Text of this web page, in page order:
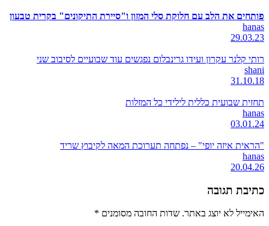
פותחים את הלב עם חלוקת סלי המזון ו"סיירת התיקונים" בקרית טבעון
hanas
29.03.23
רותי קלנר עקרון ועידו גרינבלום נפגשים עוד שבועיים לסיבוב שני
shani
31.10.18
תחזית שבועית כללית לילידי כל המזלות
hanas
03.01.24
"הראית איזה יופי" – נפתחה תערוכת המאה לקיבוץ שריד
hanas
20.04.26
כתיבת תגובה
האימייל לא יוצג באתר. שדות החובה מסומנים *